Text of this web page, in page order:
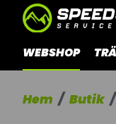
WEBSHOP
Hem Butik